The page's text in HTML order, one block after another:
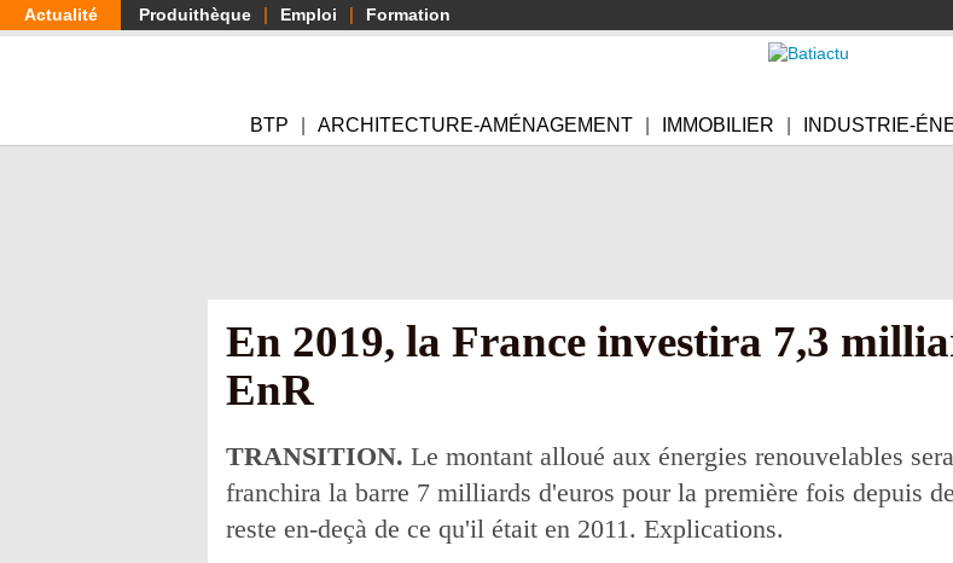
Aller
au
Actualité Produithèque Emploi Formation
BTP ARCHITECTURE-AMÉNAGEMENT IMMOBILIER INDUSTRIE-
En 2019, la France investira 7,3
EnR
TRANSITION. Le montant alloué aux énergies renouvelables
franchira la barre 7 milliards d'euros pour la première fois depuis
reste en-deçà de ce qu'il était en 2011. Explications.